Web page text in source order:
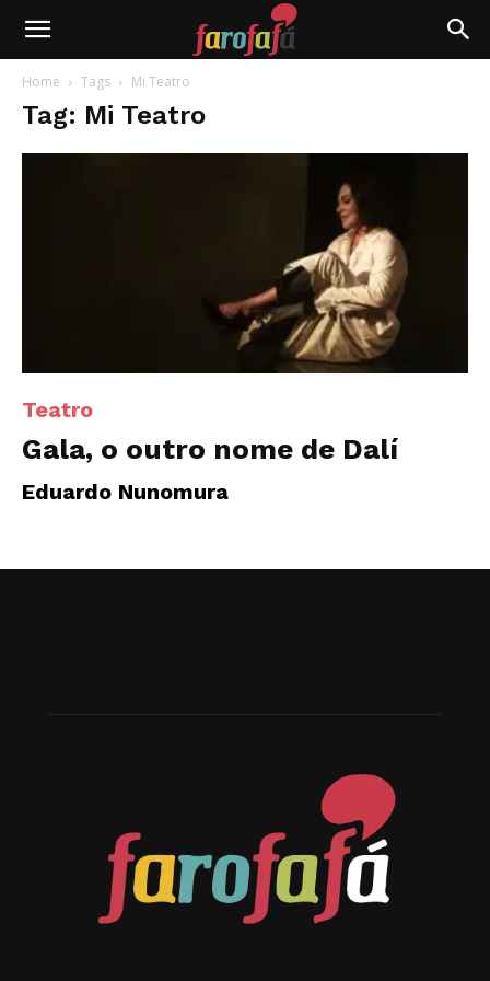
Farofafá
Home Tags Mi Teatro
Tag: Mi Teatro
Teatro
Gala, o outro nome de Dalí
Eduardo Nunomura